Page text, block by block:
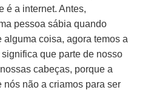
é a internet. Antes,
pessoa sábia quando
alguma coisa, agora temos a
significa que parte de nosso
cabeças, porque a
nós não a criamos para ser